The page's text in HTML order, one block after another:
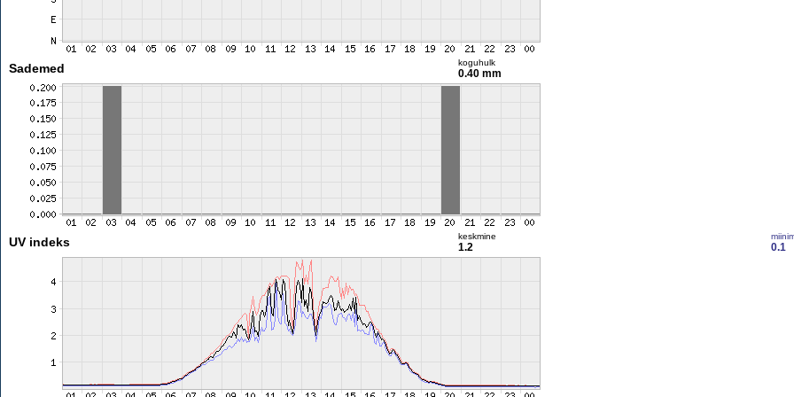
Sademed koguhulk
0.40 mm
UV indeks keskmine
1.2 0.1